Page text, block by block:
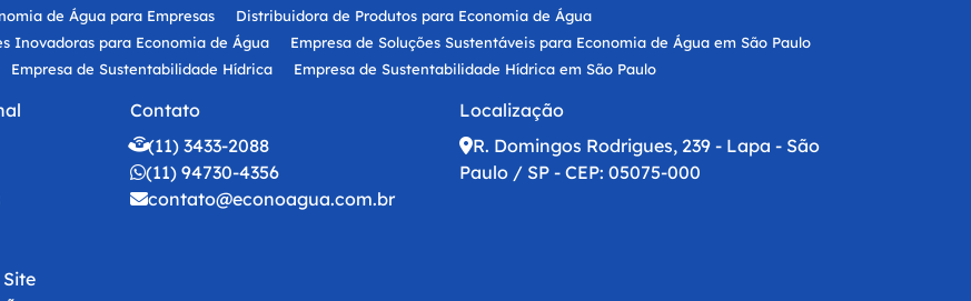
de Água para Empresas
Distribuidora de Produtos para Economia de Água
Inovadoras para Economia de Água
Empresa de Soluções Sustentáveis para Economia de Água em São Paulo
Empresa de Sustentabilidade Hídrica
Empresa de Sustentabilidade Hídrica em São Paulo
Empresa Especializada em Soluções Sustentáveis para Economia de Água
Fabricante de Produtos para Economia de Água
Fornecedor de Redutor de Vazão para Chuveiro
Gestão Hídrica para Empresas
Gestão Inteligente de Água para Empresas
Instalação de Dispositivos de Economia de Água
Hídrica para Empresas em São Paulo
Contato
(11) 3433-2088
(11) 94730-4356
contato@econoagua.com.br
Localização
R. Domingos Rodrigues, 239 - Lapa - São
Paulo / SP - CEP: 05075-000